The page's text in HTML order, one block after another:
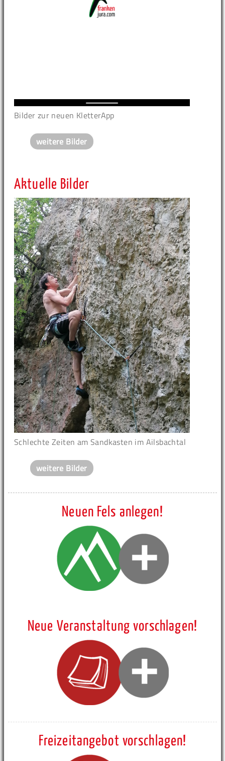
Bilder zur neuen KletterApp
weitere Bilder
Aktuelle Bilder
Schlechte Zeiten am Sandkasten im Ailsbachtal
weitere Bilder
Neuen Fels anlegen!
Neue Veranstaltung vorschlagen!
Freizeitangebot vorschlagen!